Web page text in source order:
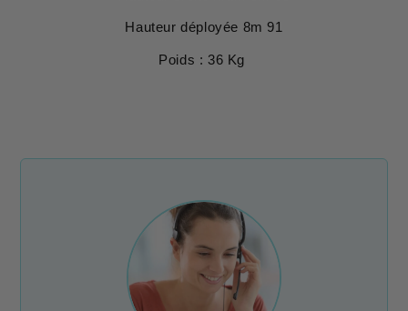
Hauteur déployée 8m 91
Poids : 36 Kg